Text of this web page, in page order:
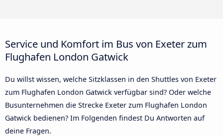
Service und Komfort im Bus von Exeter zum
Flughafen London Gatwick
Du willst wissen, welche Sitzklassen in den Shuttles von Exeter
zum Flughafen London Gatwick verfügbar sind? Oder welche
Busunternehmen die Strecke Exeter zum Flughafen London
Gatwick bedienen? Im Folgenden findest Du Antworten auf
deine Fragen.